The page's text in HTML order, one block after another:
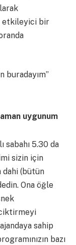
etkileyici bir
buradayım’’
uygunum
sabahı 5.30 da
sizin için
(bütün
Ona öğle
sahip
bazı